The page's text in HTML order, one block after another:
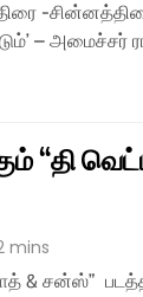
-
– அமைச்சர்
“தி
mins
& சன்ஸ்”